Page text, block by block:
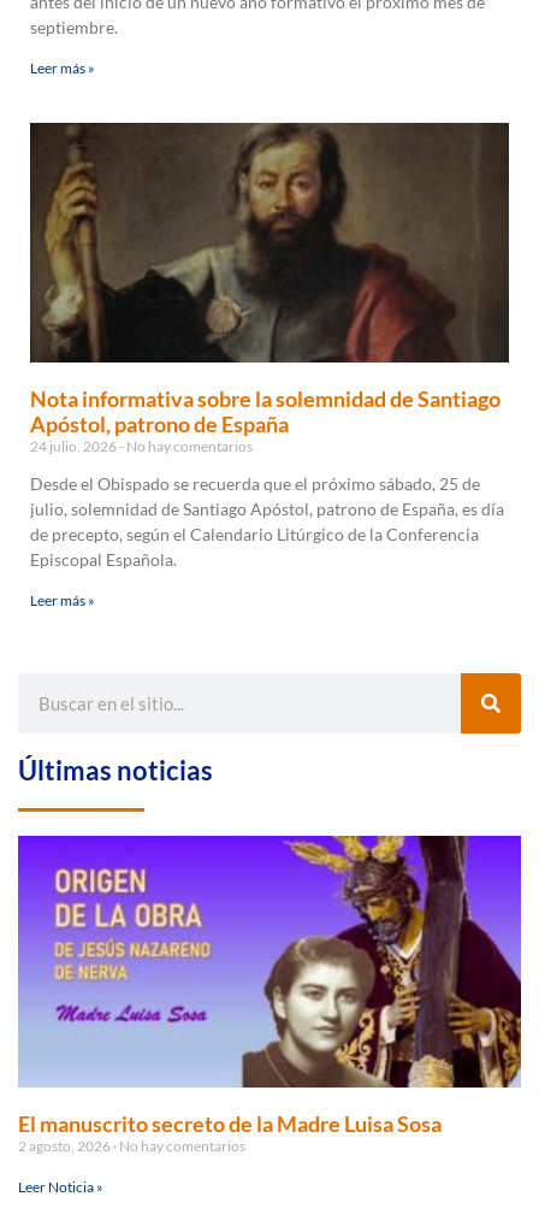
septiembre.
Leer más »
Nota informativa sobre la solemnidad de Santiago
Apóstol, patrono de España
24 julio, 2026 No hay comentarios
Desde el Obispado se recuerda que el próximo sábado, 25 de
julio, solemnidad de Santiago Apóstol, patrono de España, es día
de precepto, según el Calendario Litúrgico de la Conferencia
Episcopal Española.
Leer más »
Últimas noticias
El manuscrito secreto de la Madre Luisa Sosa
2 agosto, 2026 No hay comentarios
Leer Noticia »